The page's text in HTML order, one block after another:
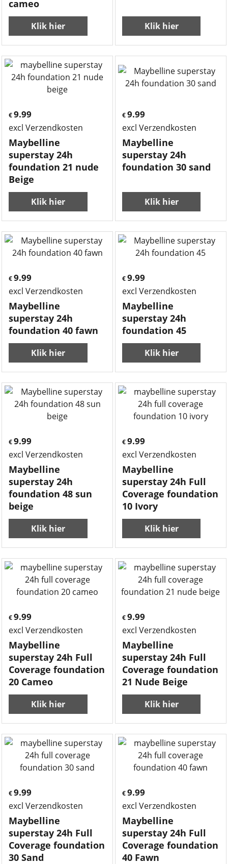
cameo
Klik hier Klik hier
€ 9.99
excl Verzendkosten
Maybelline
superstay 24h
foundation 21 nude
Beige
Klik hier
€9.99
excl Verzendkosten
Maybelline
superstay 24h
foundation 30 sand
Klik hier
€ 9.99
excl Verzendkosten
Maybelline
superstay 24h
foundation 40 fawn
Klik hier
€9.99
excl Verzendkosten
Maybelline
superstay 24h
foundation 45
Klik hier
€ 9.99
excl Verzendkosten
Maybelline
superstay 24h
foundation 48 sun
beige
Klik hier
€9.99
excl Verzendkosten
Maybelline
superstay 24h Full
Coverage foundation
10 Ivory
Klik hier
€ 9.99
excl Verzendkosten
Maybelline
superstay 24h Full
Coverage foundation
20 Cameo
Klik hier
€9.99
excl Verzendkosten
Maybelline
superstay 24h Full
Coverage foundation
21 Nude Beige
Klik hier
€ 9.99
excl Verzendkosten
Maybelline
superstay 24h Full
Coverage foundation
30 Sand
€9.99
excl Verzendkosten
Maybelline
superstay 24h Full
Coverage foundation
40 Fawn